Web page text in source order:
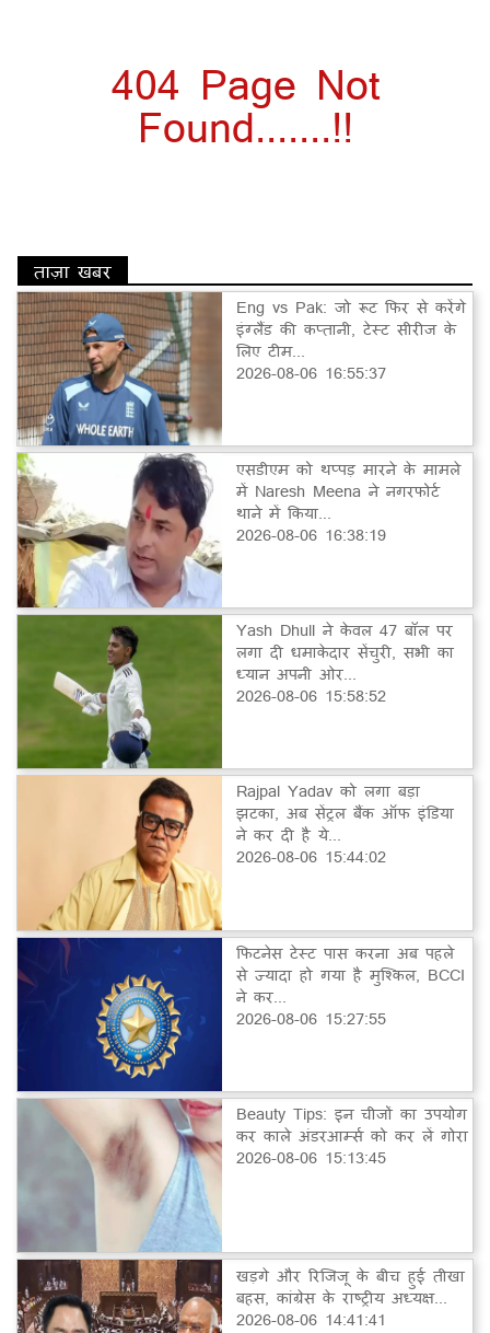
404 Page Not
Found.......!!
ताज़ा खबर
Eng vs Pak: जो रूट फिर से करेंगे
इंग्लैंड की कप्तानी, टेस्ट सीरीज के
लिए टीम...
2026-08-06 16:55:37
एसडीएम को थप्पड़ मारने के मामले
में Naresh Meena ने नगरफोर्ट
थाने में किया...
2026-08-06 16:38:19
Yash Dhull ने केवल 47 बॉल पर
लगा दी धमाकेदार सेंचुरी, सभी का
ध्यान अपनी ओर...
2026-08-06 15:58:52
Rajpal Yadav को लगा बड़ा
झटका, अब सेंट्रल बैंक ऑफ इंडिया
ने कर दी है ये...
2026-08-06 15:44:02
फिटनेस टेस्ट पास करना अब पहले
से ज्यादा हो गया है मुश्किल, BCCI
ने कर...
2026-08-06 15:27:55
Beauty Tips: इन चीजों का उपयोग
कर काले अंडरआर्म्स को कर लें गोरा
2026-08-06 15:13:45
खड़गे और रिजिजू के बीच हुई तीखा
बहस, कांग्रेस के राष्ट्रीय अध्यक्ष...
2026-08-06 14:41:41